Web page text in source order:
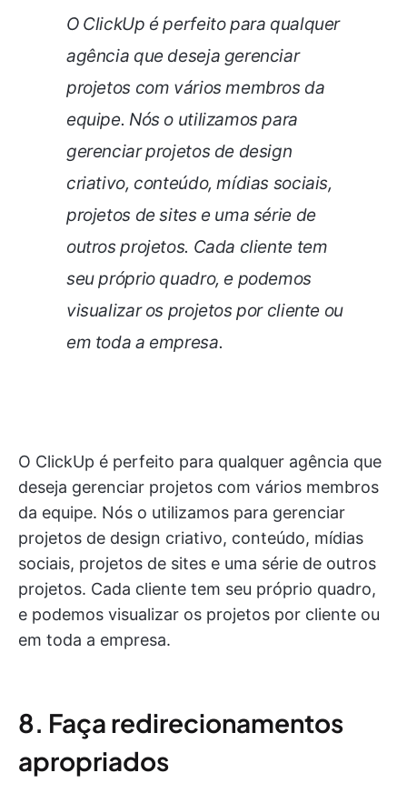
O ClickUp é perfeito para qualquer
agência que deseja gerenciar
projetos com vários membros da
equipe. Nós o utilizamos para
gerenciar projetos de design
criativo, conteúdo, mídias sociais,
projetos de sites e uma série de
outros projetos. Cada cliente tem
seu próprio quadro, e podemos
visualizar os projetos por cliente ou
em toda a empresa.
O ClickUp é perfeito para qualquer agência que
deseja gerenciar projetos com vários membros
da equipe. Nós o utilizamos para gerenciar
projetos de design criativo, conteúdo, mídias
sociais, projetos de sites e uma série de outros
projetos. Cada cliente tem seu próprio quadro,
e podemos visualizar os projetos por cliente ou
em toda a empresa.
8. Faça redirecionamentos
apropriados